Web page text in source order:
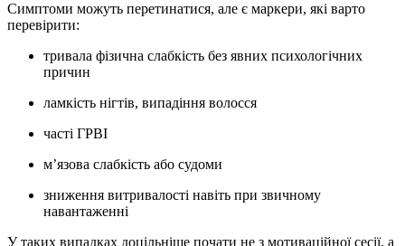
Симптоми можуть перетинатися, але є маркери, які варто
перевірити:
тривала фізична слабкість без явних психологічних
причин
ламкість нігтів, випадіння волосся
часті ГРВІ
м’язова слабкість або судоми
зниження витривалості навіть при звичному
навантаженні
У таких випадках доцільніше почати не з мотиваційної сесії, а